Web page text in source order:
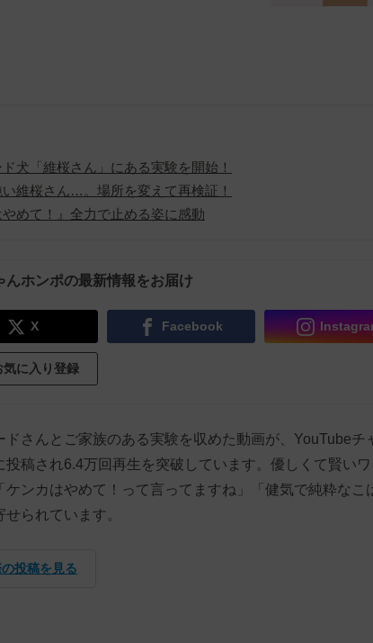
犬「維桜さん」にある実験を開始！
い維桜さん…。場所を変えて再検証！
やめて！』全力で止める姿に感動
んホンポの最新情報をお届け
X Facebook
気に入り登録
ドさんとご家族のある実験を収めた動画が、YouTube
投稿され6.4万回再生を突破しています。優しくて賢い
ケンカはやめて！って言ってますね」「健気で純粋なこ
せられています。
投稿を見る